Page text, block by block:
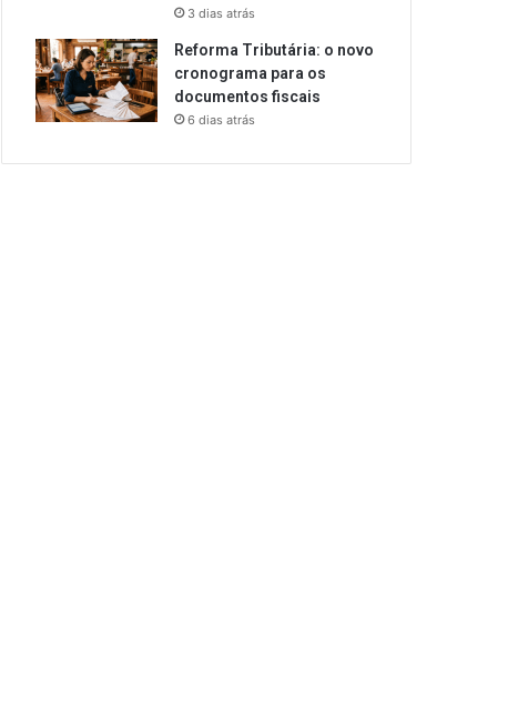
3 dias atrás
Reforma Tributária: o novo
cronograma para os
documentos fiscais
6 dias atrás